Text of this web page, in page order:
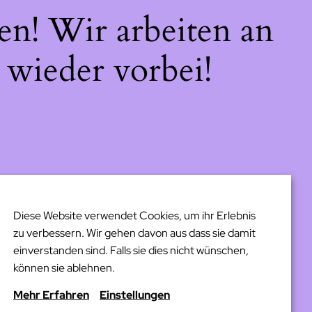
Wir arbeiten an
vorbei!
Diese Website verwendet Cookies, um ihr Erlebnis
zu verbessern. Wir gehen davon aus dass sie damit
einverstanden sind. Falls sie dies nicht wünschen,
können sie ablehnen.
Mehr Erfahren
Einstellungen